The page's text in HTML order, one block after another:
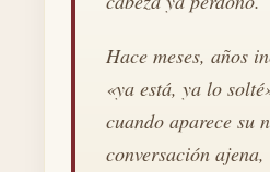
Hace meses, años
«ya está, ya lo
cuando aparece su
conversación